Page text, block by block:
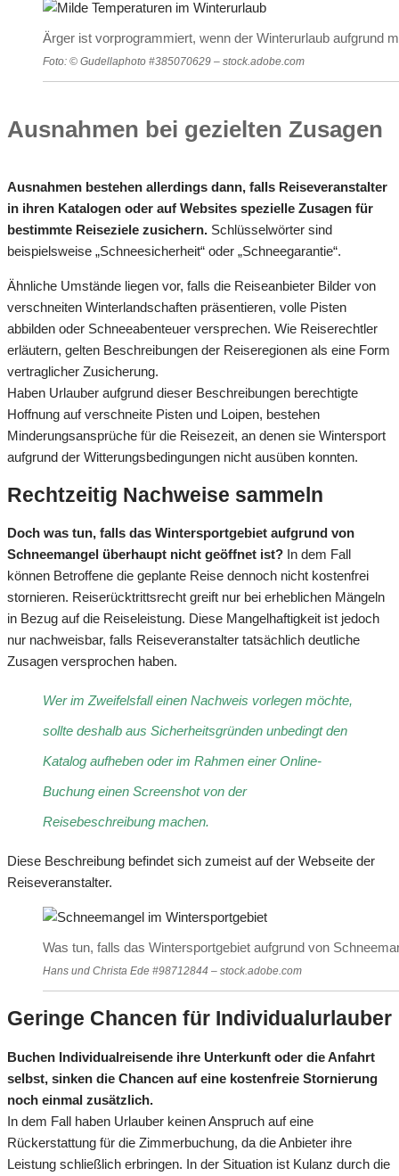
Ärger ist vorprogrammiert, wenn der Winterurlaub aufgrund
Foto: © Gudellaphoto #385070629 – stock.adobe.com
Ausnahmen bei gezielten Zusagen
Ausnahmen bestehen allerdings dann, falls Reiseveranstalter
in ihren Katalogen oder auf Websites spezielle Zusagen für
bestimmte Reiseziele zusichern. Schlüsselwörter sind
beispielsweise „Schneesicherheit“ oder „Schneegarantie“.
Ähnliche Umstände liegen vor, falls die Reiseanbieter Bilder von
verschneiten Winterlandschaften präsentieren, volle Pisten
abbilden oder Schneeabenteuer versprechen. Wie Reiserechtler
erläutern, gelten Beschreibungen der Reiseregionen als eine Form
vertraglicher Zusicherung.
Haben Urlauber aufgrund dieser Beschreibungen berechtigte
Hoffnung auf verschneite Pisten und Loipen, bestehen
Minderungsansprüche für die Reisezeit, an denen sie Wintersport
aufgrund der Witterungsbedingungen nicht ausüben konnten.
Rechtzeitig Nachweise sammeln
Doch was tun, falls das Wintersportgebiet aufgrund von
Schneemangel überhaupt nicht geöffnet ist? In dem Fall
können Betroffene die geplante Reise dennoch nicht kostenfrei
stornieren. Reiserücktrittsrecht greift nur bei erheblichen Mängeln
in Bezug auf die Reiseleistung. Diese Mangelhaftigkeit ist jedoch
nur nachweisbar, falls Reiseveranstalter tatsächlich deutliche
Zusagen versprochen haben.
Wer im Zweifelsfall einen Nachweis vorlegen möchte,
sollte deshalb aus Sicherheitsgründen unbedingt den
Katalog aufheben oder im Rahmen einer Online-
Buchung einen Screenshot von der
Reisebeschreibung machen.
Diese Beschreibung befindet sich zumeist auf der Webseite der
Reiseveranstalter.
Was tun, falls das Wintersportgebiet aufgrund von
Hans und Christa Ede #98712844 – stock.adobe.com
Geringe Chancen für Individualurlauber
Buchen Individualreisende ihre Unterkunft oder die Anfahrt
selbst, sinken die Chancen auf eine kostenfreie Stornierung
noch einmal zusätzlich.
In dem Fall haben Urlauber keinen Anspruch auf eine
Rückerstattung für die Zimmerbuchung, da die Anbieter ihre
Leistung schließlich erbringen. In der Situation ist Kulanz durch die